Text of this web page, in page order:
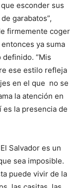
esconder sus
garabatos”,
firmemente coger
ya suma
“Mis
ese estilo refleja
en el que no se
la atención en
es la presencia de
Salvador es un
sea imposible.
puede vivir de la